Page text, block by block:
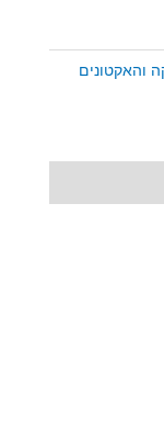
והאקטונים